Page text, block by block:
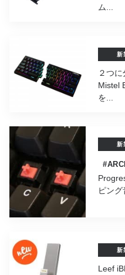
ム...
新
２つ
Mistel
を...
新
ピング
新
Leef